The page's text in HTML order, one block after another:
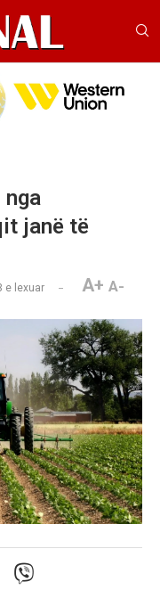
janë të
e lexuar A+ A-